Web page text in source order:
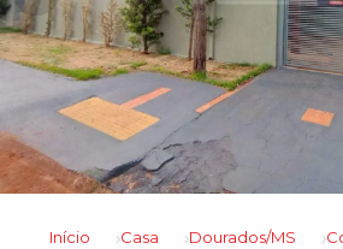
Início Casa Dourados/MS